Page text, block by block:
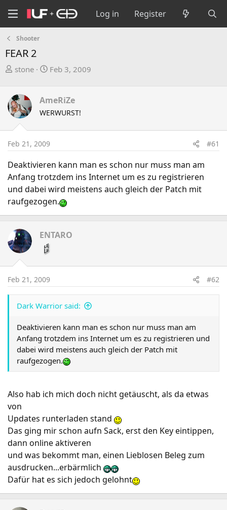
Log in Register
Shooter
FEAR 2
T
e
a
d
t
r
t
e
r
stone
S
r
t
t
Feb 3, 2009
AmeRiZe
WERWURST!
Feb 21, 2009 #61
Deaktivieren kann man es schon nur muss man am
Anfang trotzdem ins Internet um es zu registrieren
und dabei wird meistens auch gleich der Patch mit
raufgezogen.
ENTARO
Feb 21, 2009 #62
Dark Warrior said:
Deaktivieren kann man es schon nur muss man am
Anfang trotzdem ins Internet um es zu registrieren und
dabei wird meistens auch gleich der Patch mit
raufgezogen.
Also hab ich mich doch nicht getäuscht, als da etwas
von
Updates runterladen stand
Das ging mir schon aufn Sack, erst den Key eintippen,
dann online aktiveren
und was bekommt man, einen Lieblosen Beleg zum
ausdrucken...erbärmlich
Dafür hat es sich jedoch gelohnt